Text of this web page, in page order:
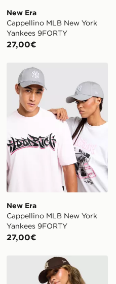
New Era
Cappellino MLB New York
Yankees 9FORTY
27,00€
York Yankees 9FORTY
New Era Cappellino MLB
New Era
Cappellino MLB New York
Yankees 9FORTY
27,00€
York Yankees Cappello
New Era Cappellino MLB